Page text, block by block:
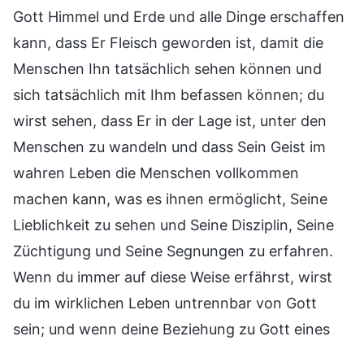
Gott Himmel und Erde und alle Dinge erschaffen
kann, dass Er Fleisch geworden ist, damit die
Menschen Ihn tatsächlich sehen können und
sich tatsächlich mit Ihm befassen können; du
wirst sehen, dass Er in der Lage ist, unter den
Menschen zu wandeln und dass Sein Geist im
wahren Leben die Menschen vollkommen
machen kann, was es ihnen ermöglicht, Seine
Lieblichkeit zu sehen und Seine Disziplin, Seine
Züchtigung und Seine Segnungen zu erfahren.
Wenn du immer auf diese Weise erfährst, wirst
du im wirklichen Leben untrennbar von Gott
sein; und wenn deine Beziehung zu Gott eines